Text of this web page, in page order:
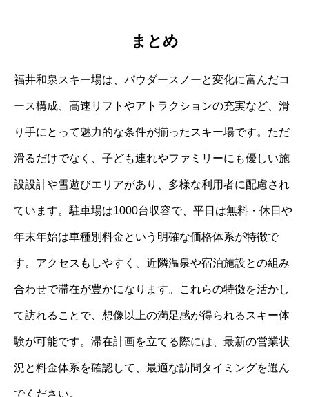
まとめ
福井和泉スキー場は、パウダースノーと変化に富んだコ
ース構成、高速リフトやアトラクションの充実など、滑
り手にとって魅力的な条件が揃ったスキー場です。ただ
滑るだけでなく、子ども連れやファミリーにも優しい施
設設計や雪遊びエリアがあり、多様な利用者に配慮され
ています。駐車場は1000台収容で、平日は無料・休日や
年末年始は車種別料金という明確な価格体系が特徴で
す。アクセスもしやすく、近隣温泉や宿泊施設との組み
合わせで滞在が豊かになります。これらの特徴を活かし
て訪れることで、想像以上の満足感が得られるスキー体
験が可能です。滞在計画を立てる際には、最新の営業状
況と料金体系を確認して、最適な訪問タイミングを選ん
でください。